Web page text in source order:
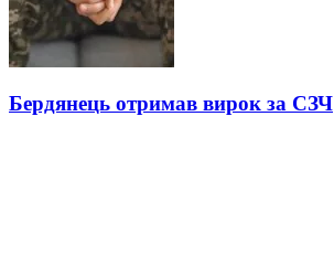
Бердянець отримав вирок за СЗЧ